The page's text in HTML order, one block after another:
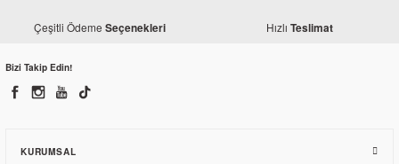
Honda CRF 250 L Yağ Pompası
4.106,00 TL
Honda CRF 250 L Krank Komple
Çeşitli Ödeme Seçenekleri Hızlı Teslimat
Bizi Takip Edin!
KURUMSAL